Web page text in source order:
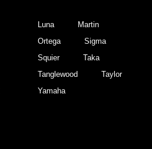
Luna
Martin
Ortega
Sigma
Squier
Taka
Tanglewood
Taylor
Yamaha